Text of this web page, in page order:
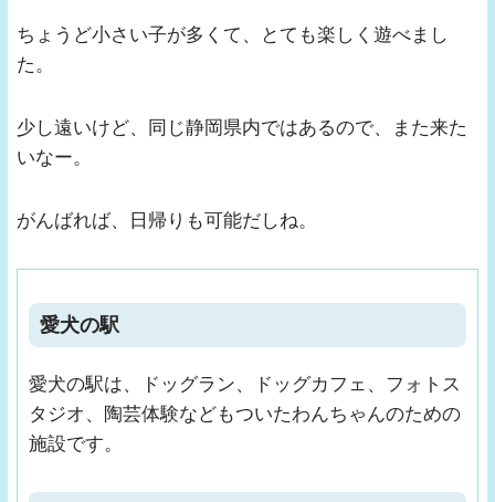
ちょうど小さい子が多くて、とても楽しく遊べまし
た。
少し遠いけど、同じ静岡県内ではあるので、また来た
いなー。
がんばれば、日帰りも可能だしね。
愛犬の駅
愛犬の駅は、ドッグラン、ドッグカフェ、フォトス
タジオ、陶芸体験などもついたわんちゃんのための
施設です。